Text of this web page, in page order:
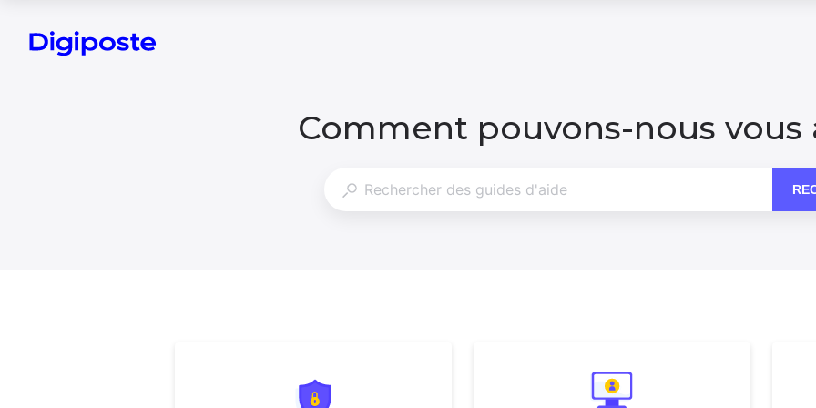
Comment pouvons-nous vous